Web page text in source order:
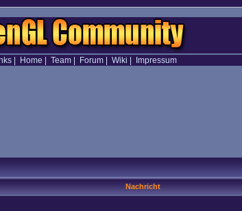
| Home Team| Forum| Wiki Impressum
Nachricht